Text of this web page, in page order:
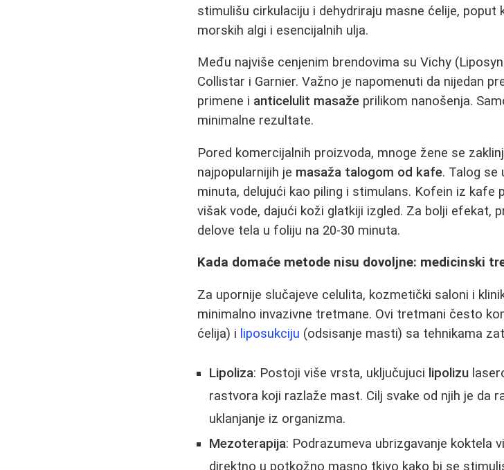
stimulišu cirkulaciju i dehydriraju masne ćelije,
morskih algi i esencijalnih ulja.
Među najviše cenjenim brendovima su Vichy
Collistar i Garnier. Važno je napomenuti da nijedan
primene i anticelulit masaže prilikom nanošenja.
minimalne rezultate.
Pored komercijalnih proizvoda, mnoge žene se
najpopularnijih je masaža talogom od kafe. Talog se
minuta, delujući kao piling i stimulans. Kofein iz kafe
višak vode, dajući koži glatkiji izgled. Za bolji efekat,
delove tela u foliju na 20-30 minuta.
Kada domaće metode nisu dovoljne: medicinski
Za upornije slučajeve celulita, kozmetički saloni i
minimalno invazivne tretmane. Ovi tretmani često
ćelija) i liposukciju (odsisanje masti) sa tehnikama
Lipoliza: Postoji više vrsta, uključujuci lipolizu
rastvora koji razlaže mast. Cilj svake od njih je da
uklanjanje iz organizma.
Mezoterapija: Podrazumeva ubrizgavanje koktela
direktno u potkožno masno tkivo kako bi se